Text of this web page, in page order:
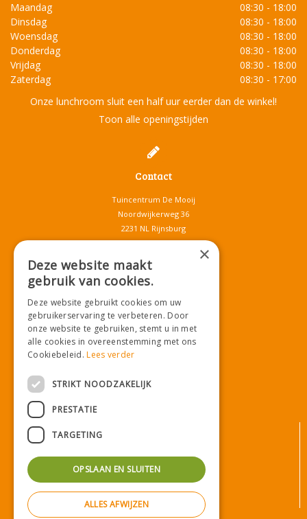
Maandag
08:30 - 18:00
Dinsdag
08:30 - 18:00
Woensdag
08:30 - 18:00
Donderdag
08:30 - 18:00
Vrijdag
08:30 - 18:00
Zaterdag
08:30 - 17:00
Onze lunchroom sluit een half uur eerder dan de winkel!
Toon alle openingstijden
Contact
Tuincentrum De Mooij
Noordwijkerweg 36
2231 NL Rijnsburg
T.071-4080959
info@tuincentrumdemooij.nl
Download onze App!
×
Deze website maakt
gebruik van cookies.
Deze website gebruikt cookies om uw
gebruikerservaring te verbeteren. Door
onze website te gebruiken, stemt u in met
alle cookies in overeenstemming met ons
Cookiebeleid.Lees verder
STRIKT NOODZAKELIJK
PRESTATIE
TARGETING
OPSLAAN EN SLUITEN
ALLES AFWIJZEN